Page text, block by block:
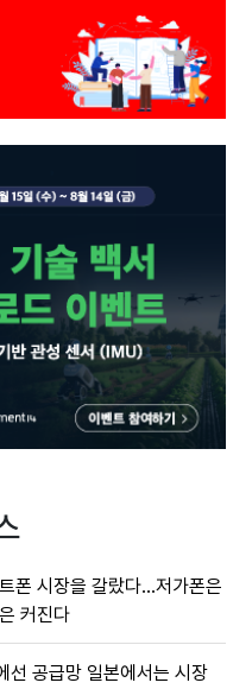
폰 시장을 갈랐다…저가폰은
커진다
선 공급망 일본에서는 시장